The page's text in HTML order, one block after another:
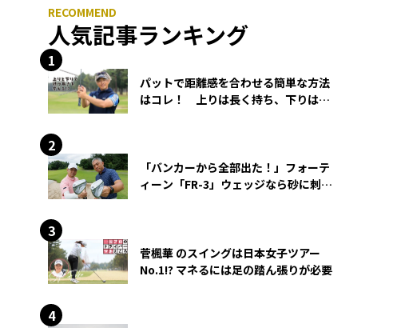
人気記事ランキング
パットで距離感を合わせる簡単な方法
はコレ！ 上りは長く持ち、下りは短
「バンカーから全部出た！」フォーテ
ィーン「FR-3」ウェッジなら砂に刺さ
菅楓華 のスイングは日本女子ツアー
No.1!? マネるには足の踏ん張りが必要